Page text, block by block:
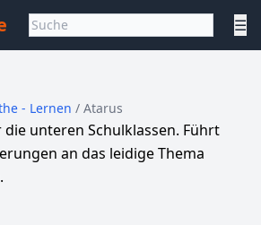
☰
- Lernen / Atarus
unteren Schulklassen. Führt
an das leidige Thema